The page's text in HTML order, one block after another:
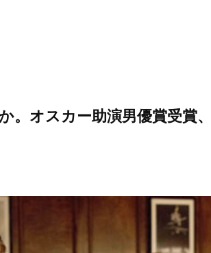
。オスカー助演男優賞受賞